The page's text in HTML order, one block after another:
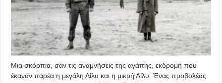
Μια σκόρπια, σαν τις αναμνήσεις της αγάπης, εκδρομή που
έκαναν παρέα η μεγάλη Λίλυ και η μικρή Λίλυ. Ένας προβολέας